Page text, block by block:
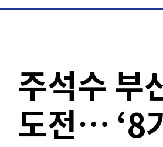
주석수 부
도전… ‘8